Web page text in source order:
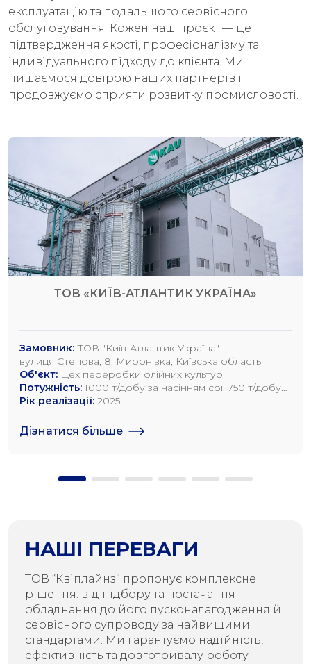
експлуатацію та подальшого сервісного
обслуговування. Кожен наш проєкт — це
підтвердження якості, професіоналізму та
індивідуального підходу до клієнта. Ми
пишаємося довірою наших партнерів і
продовжуємо сприяти розвитку промисловості.
ТОВ «КИЇВ-АТЛАНТИК УКРАЇНА»
Замовник: ТОВ "Київ-Атлантик Україна"
вулиця Степова, 8, Миронівка, Київська область
Об'єкт: Цех переробки олійних культур
Потужність: 1000 т/добу за насінням сої; 750 т/добу
за насінням ріпаку; 1200 т/добу по насінню
Рік реалізації: 2025
Дізнатися більше
НАШІ ПЕРЕВАГИ
ТОВ “Квіплайнз” пропонує комплексне
рішення: від підбору та постачання
обладнання до його пусконалагодження й
сервісного супроводу за найвищими
стандартами. Ми гарантуємо надійність,
ефективність та довготривалу роботу